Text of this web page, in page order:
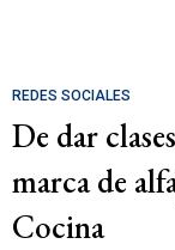
REDES SOCIALES
De dar
marca de
Cocina